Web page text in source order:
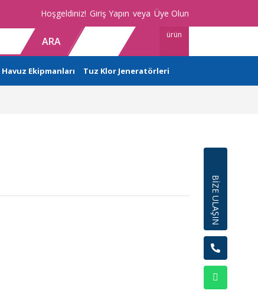
Hoşgeldiniz! Giriş Yapın veya Üye Olun
ARA
ürün
Havuz Ekipmanları Tuz Klor Jeneratörleri
BİZE ULAŞIN